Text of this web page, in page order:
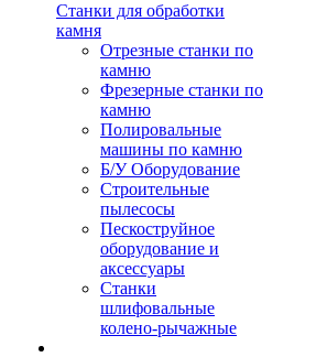
Станки для обработки
камня
Отрезные станки по
камню
Фрезерные станки по
камню
Полировальные
машины по камню
Б/У Оборудование
Строительные
пылесосы
Пескоструйное
оборудование и
аксессуары
Станки
шлифовальные
колено-рычажные